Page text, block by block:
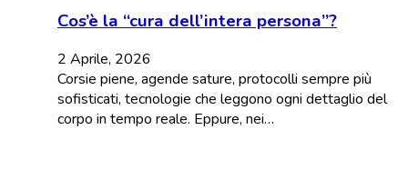
Cos’è la “cura dell’intera persona”?
2 Aprile, 2026
Corsie piene, agende sature, protocolli sempre più
sofisticati, tecnologie che leggono ogni dettaglio del
corpo in tempo reale. Eppure, nei…